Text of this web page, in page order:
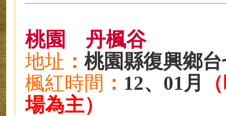
桃園 丹楓谷
地址 ： 桃園縣復興鄉
楓紅時間 ： 12、01月
場為主）